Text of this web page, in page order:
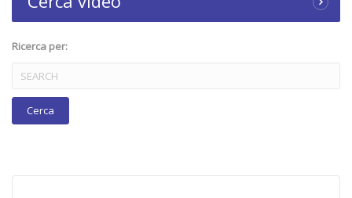
Ricerca per: